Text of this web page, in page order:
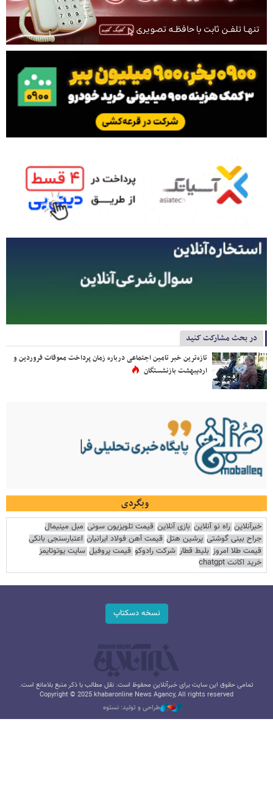
در بحث مشارکت کنید
تازه‌ترین خبر تامین اجتماعی درباره زمان پرداخت معوقات فروردین و
اردیبهشت بازنشستگان
وبگردی
خبرآنلاین راه نو آنلاین بازی آنلاین قیمت تلویزیون سونی مبل مینیمال
جراح بینی گوشتی پرشین هتل قیمت آهن فولاد ایرانیان اعتبارسنجی بانکی
قیمت طلا امروز بلیط قطار شرکت رادوکو قیمت پروفیل سایت یوتوتایمز
خرید اکانت chatgpt
نسخه دسکتاپ
تمامی حقوق این سایت برای خبرآنلاین محفوظ است. نقل مطالب با ذکر منبع بلامانع است.
Copyright © 2025 khabaronline News Agancy, All rights reserved
طراحی و تولید: نستوه